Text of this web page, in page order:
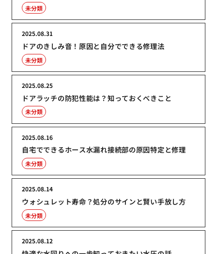
未分類
ドアのきしみ音！原因と自分でできる修理法
2025.08.31
未分類
ドアラッチの防犯性能は？知っておくべきこと
2025.08.25
未分類
自宅でできるホース水漏れ接続部の原因特定と修理
2025.08.16
未分類
ウォシュレット寿命？処分のサインと賢い手放し方
2025.08.14
未分類
2025.08.12